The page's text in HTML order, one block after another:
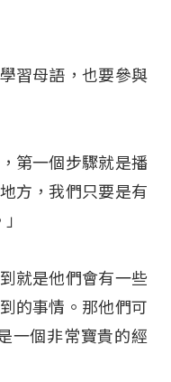
習母語，也要參與
第一個步驟就是播
方，我們只要是有
就是他們會有一些
的事情。那他們可
一個非常寶貴的經